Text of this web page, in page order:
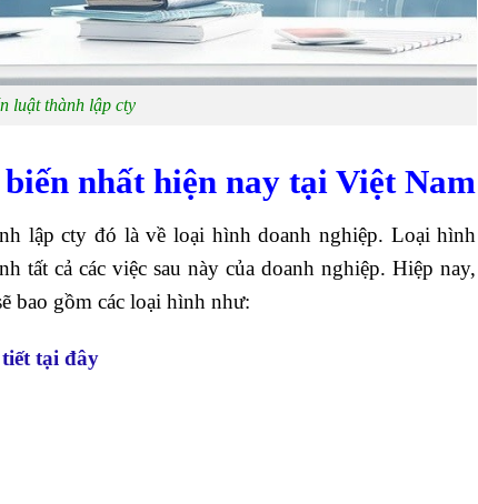
luật thành lập cty
nhất hiện nay tại Việt Nam
lập cty đó là về loại hình doanh nghiệp. Loại hình
tất cả các việc sau này của doanh nghiệp. Hiệp nay,
bao gồm các loại hình như:
tại đây